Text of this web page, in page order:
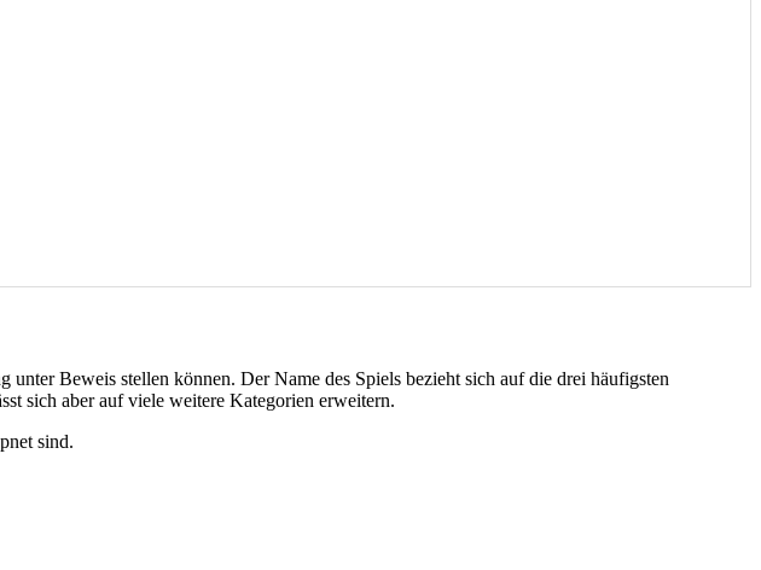
Beweis stellen können. Der Name des Spiels bezieht sich auf die drei häufigsten
sich aber auf viele weitere Kategorien erweitern.
sind.